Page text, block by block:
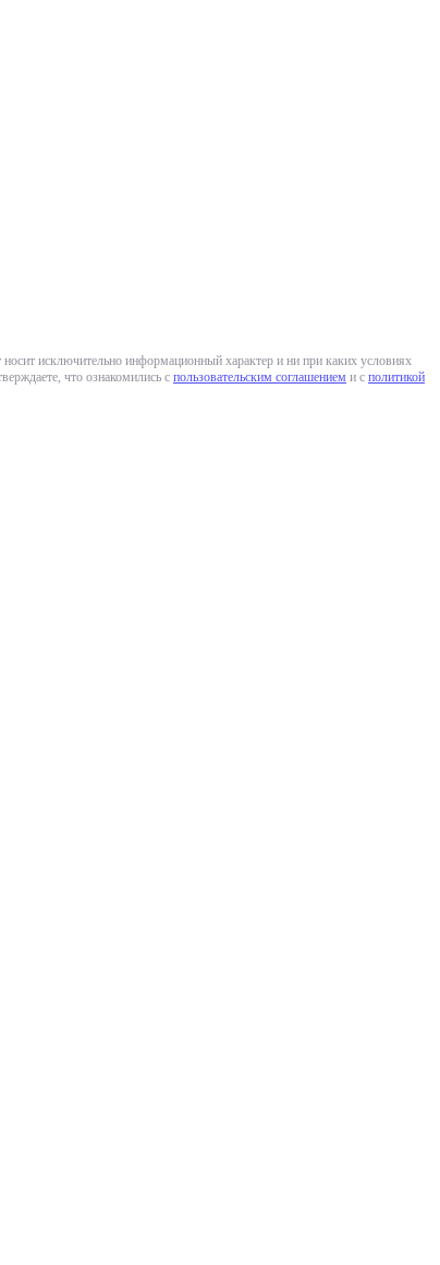
исключительно информационный характер и ни при каких условиях
что ознакомились с пользовательским соглашением и с политикой